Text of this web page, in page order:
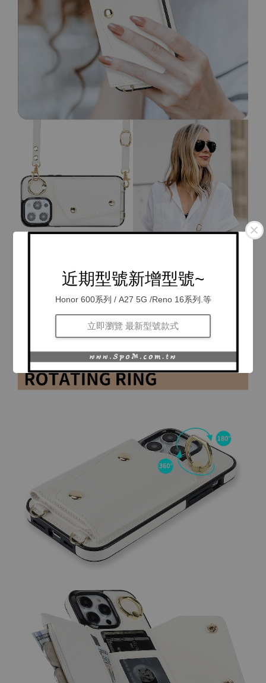
近期型號新增型號~
Honor 600系列 / A27 5G /Reno 16系列.等
立即瀏覽 最新型號款式